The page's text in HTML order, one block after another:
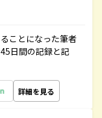
ことになった筆者
日間の記録と記
詳細を見る